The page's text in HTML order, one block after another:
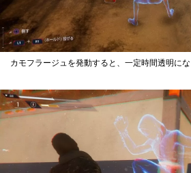
カモフラージュを発動すると、一定時間透明に